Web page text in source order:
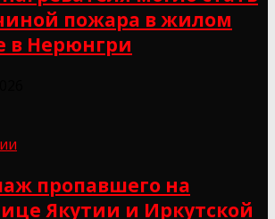
пожара в жилом
в Нерюнгри
пропавшего на
Якутии и Иркутской